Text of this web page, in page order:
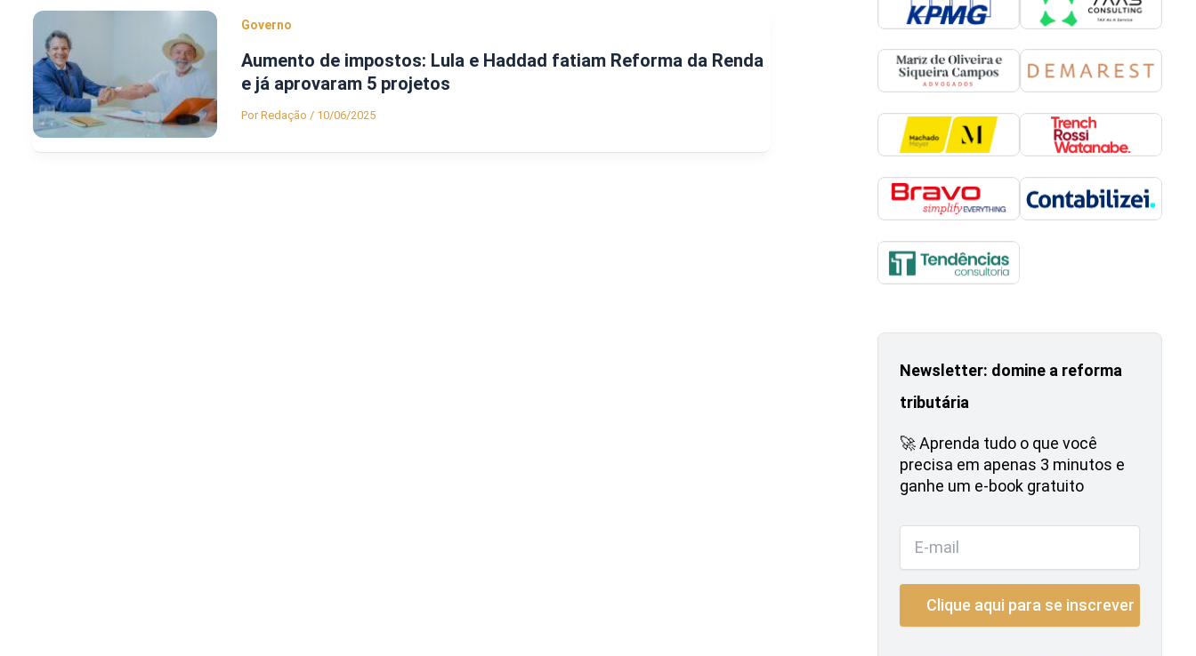
Governo
Aumento de impostos: Lula e Haddad fatiam Reforma da Renda
e já aprovaram 5 projetos
PorRedação / 10/06/2025
Newsletter: domine a reforma
tributária
🚀 Aprenda tudo o que você
precisa em apenas 3 minutos e
ganhe um e-book gratuito